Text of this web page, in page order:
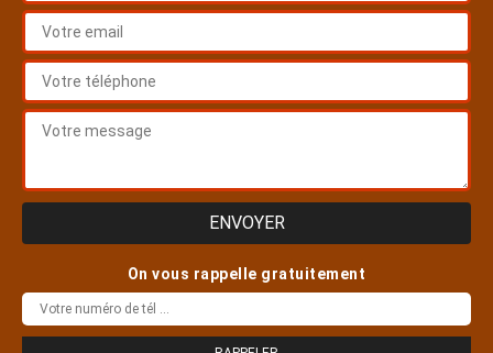
On vous rappelle gratuitement